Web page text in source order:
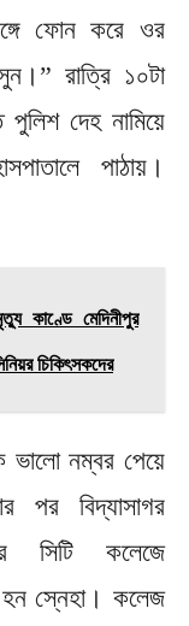
ফোন করে ওর
রাত্রি ১০টা
পুলিশ দেহ নামিয়ে
পাঠায়।
কাণ্ডে মেদিনীপুর
চিকিৎসকদের
ভালো নম্বর পেয়ে
পর বিদ্যাসাগর
সিটি কলেজে
হন স্নেহা। কলেজ